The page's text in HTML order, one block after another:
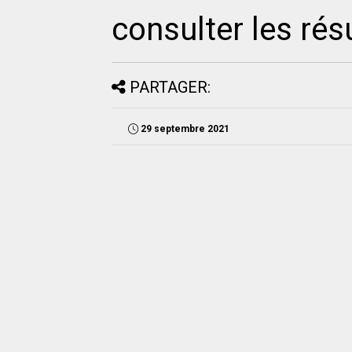
consulter les
PARTAGER:
29 septembre 2021